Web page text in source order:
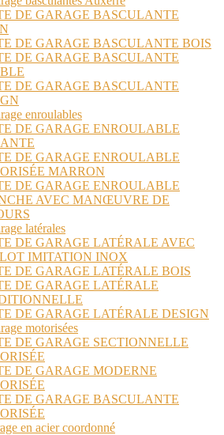
DE GARAGE BASCULANTE
DE GARAGE BASCULANTE BOIS
DE GARAGE BASCULANTE
DE GARAGE BASCULANTE
enroulables
DE GARAGE ENROULABLE
DE GARAGE ENROULABLE
MARRON
DE GARAGE ENROULABLE
AVEC MANŒUVRE DE
latérales
DE GARAGE LATÉRALE AVEC
IMITATION INOX
DE GARAGE LATÉRALE BOIS
DE GARAGE LATÉRALE
DE GARAGE LATÉRALE DESIGN
motorisées
DE GARAGE SECTIONNELLE
DE GARAGE MODERNE
DE GARAGE BASCULANTE
en acier coordonné